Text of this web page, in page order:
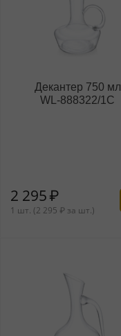
Декантер 750 мл
WL‑888322/1C
2 295₽
1 шт. (2 295 ₽ за шт.)